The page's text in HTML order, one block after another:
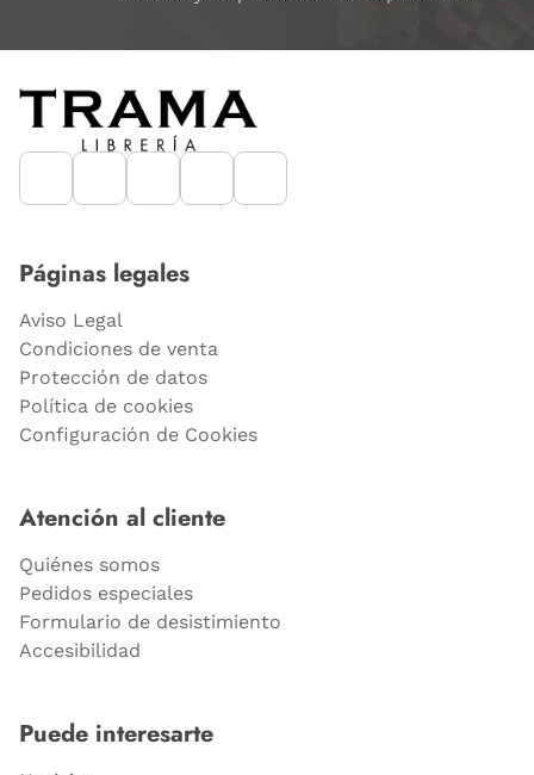
Páginas legales
Aviso Legal
Condiciones de venta
Protección de datos
Política de cookies
Configuración de Cookies
Atención al cliente
Quiénes somos
Pedidos especiales
Formulario de desistimiento
Accesibilidad
Puede interesarte